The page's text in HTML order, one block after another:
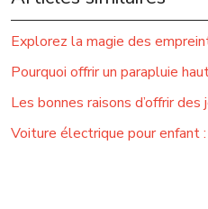
Explorez la magie des
Pourquoi offrir un parapluie
Les bonnes raisons d’offrir
Voiture électrique pour enfant